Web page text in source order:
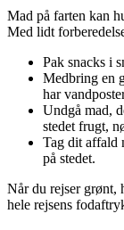
Mad på farten kan
Med lidt
Pak snacks i
Medbring en
har
Undgå mad,
stedet frugt,
Tag dit affald
på stedet.
Når du rejser grønt,
hele rejsens